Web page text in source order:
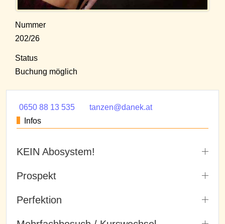
Nummer
202/26
Status
Buchung möglich
0650 88 13 535
tanzen@danek.at
Infos
KEIN Abosystem!
Prospekt
Perfektion